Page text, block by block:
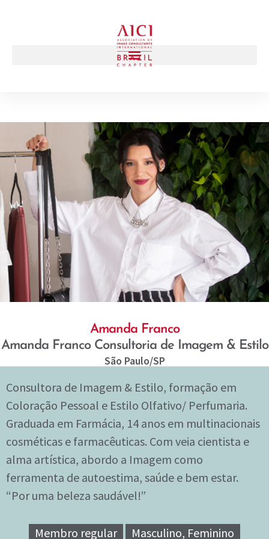
Amanda Franco
Amanda Franco Consultoria de Imagem & Estilo
São Paulo/SP
Consultora de Imagem & Estilo, formação em
Coloração Pessoal e Estilo Olfativo/ Perfumaria.
Graduada em Farmácia, 14 anos em multinacionais
cosméticas e farmacêuticas. Com veia cientista e
alma artística, abordo a Imagem como
ferramenta de autoestima, saúde e bem estar.
“Por uma beleza saudável!”
Membro regular Masculino, Feminino